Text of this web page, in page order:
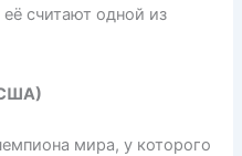
считают одной из
мира, у которого